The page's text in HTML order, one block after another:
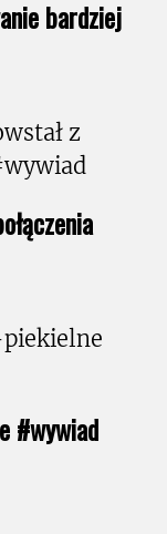
bardziej
#wywiad